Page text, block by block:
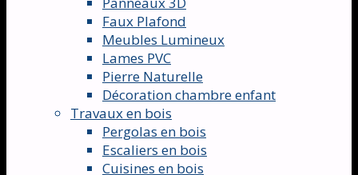
Faux Plafond
Meubles Lumineux
Lames PVC
Pierre Naturelle
Décoration chambre enfant
Travaux en bois
Pergolas en bois
Escaliers en bois
Cuisines en bois